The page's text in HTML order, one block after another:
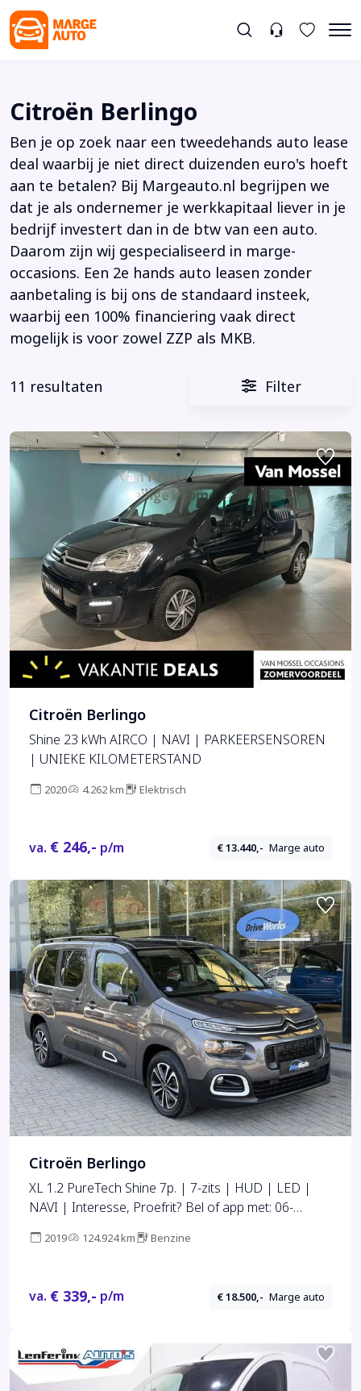
Citroën Berlingo
Ben je op zoek naar een tweedehands auto lease
deal waarbij je niet direct duizenden euro's hoeft
aan te betalen? Bij Margeauto.nl begrijpen we
dat je als ondernemer je werkkapitaal liever in je
bedrijf investert dan in de btw van een auto.
Daarom zijn wij gespecialiseerd in marge-
occasions. Een 2e hands auto leasen zonder
aanbetaling is bij ons de standaard insteek,
waarbij een 100% financiering vaak direct
mogelijk is voor zowel ZZP als MKB.
11 resultaten Filter
Citroën Berlingo
Shine 23 kWh AIRCO | NAVI | PARKEERSENSOREN
| UNIEKE KILOMETERSTAND
2020 4.262 km Elektrisch
va. € 246,- p/m € 13.440,- Marge auto
Citroën Berlingo
XL 1.2 PureTech Shine 7p. | 7-zits | HUD | LED |
NAVI | Interesse, Proefrit? Bel of app met: 06-
2019 124.924 km Benzine
va. € 339,- p/m € 18.500,- Marge auto